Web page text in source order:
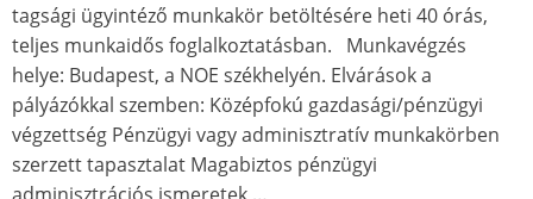
tagsági ügyintéző munkakör betöltésére heti 40 órás,
teljes munkaidős foglalkoztatásban. Munkavégzés
helye: Budapest, a NOE székhelyén. Elvárások a
pályázókkal szemben: Középfokú gazdasági/pénzügyi
végzettség Pénzügyi vagy adminisztratív munkakörben
szerzett tapasztalat Magabiztos pénzügyi